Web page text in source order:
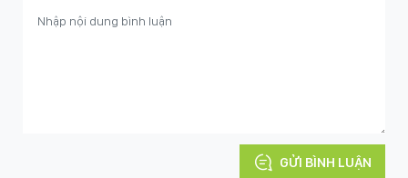
GỬI BÌNH LUẬN